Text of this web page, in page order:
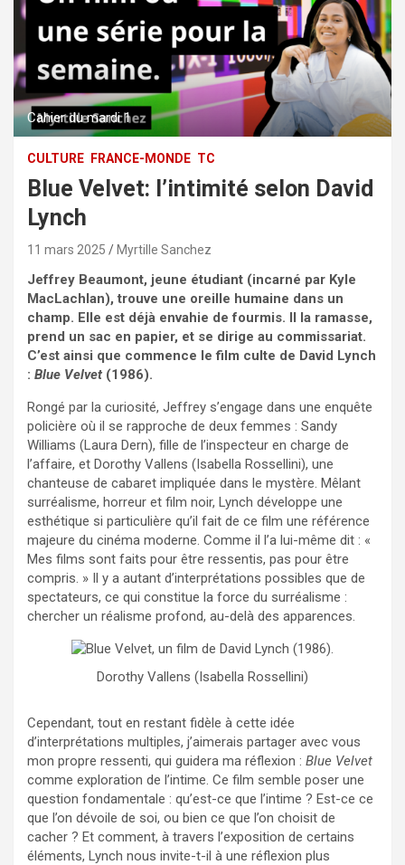
Cahier du mardi 1
CULTURE FRANCE-MONDE TC
Blue Velvet: l’intimité selon David
Lynch
11 mars 2025 Myrtille Sanchez
Jeffrey Beaumont, jeune étudiant (incarné par Kyle
MacLachlan), trouve une oreille humaine dans un
champ. Elle est déjà envahie de fourmis. Il la ramasse,
prend un sac en papier, et se dirige au commissariat.
C’est ainsi que commence le film culte de David Lynch
: Blue Velvet (1986).
Rongé par la curiosité, Jeffrey s’engage dans une enquête
policière où il se rapproche de deux femmes : Sandy
Williams (Laura Dern), fille de l’inspecteur en charge de
l’affaire, et Dorothy Vallens (Isabella Rossellini), une
chanteuse de cabaret impliquée dans le mystère. Mêlant
surréalisme, horreur et film noir, Lynch développe une
esthétique si particulière qu’il fait de ce film une référence
majeure du cinéma moderne. Comme il l’a lui-même dit : «
Mes films sont faits pour être ressentis, pas pour être
compris. » Il y a autant d’interprétations possibles que de
spectateurs, ce qui constitue la force du surréalisme :
chercher un réalisme profond, au-delà des apparences.
Dorothy Vallens (Isabella Rossellini)
Cependant, tout en restant fidèle à cette idée
d’interprétations multiples, j’aimerais partager avec vous
mon propre ressenti, qui guidera ma réflexion : Blue Velvet
comme exploration de l’intime. Ce film semble poser une
question fondamentale : qu’est-ce que l’intime ? Est-ce ce
que l’on dévoile de soi, ou bien ce que l’on choisit de
cacher ? Et comment, à travers l’exposition de certains
éléments, Lynch nous invite-t-il à une réflexion plus